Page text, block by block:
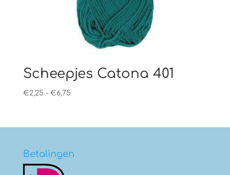
Scheepjes Catona 401
€2,25 - €6,75Prijsklasse:
€6,75
Betalingen